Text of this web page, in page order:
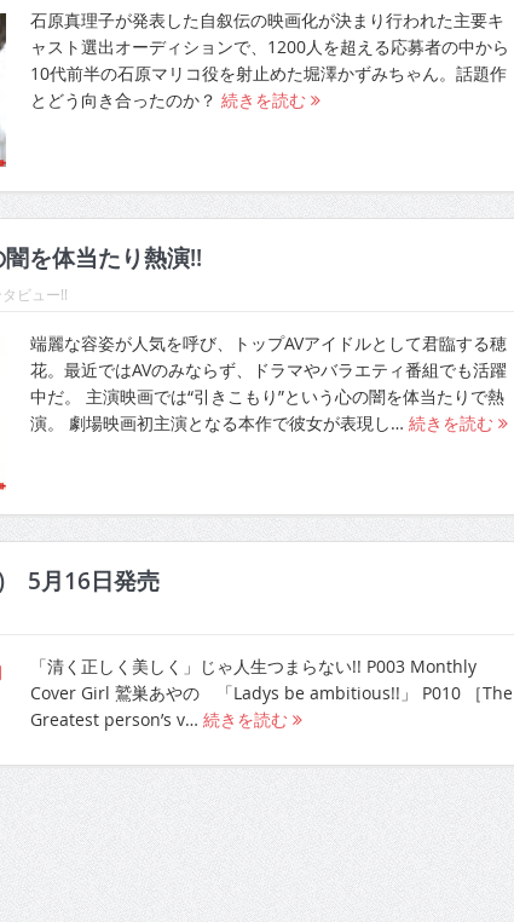
石原真理子が発表した自叙伝の映画化が決まり行われた主要キ
ャスト選出オーディションで、1200人を超える応募者の中から
10代前半の石原マリコ役を射止めた堀澤かずみちゃん。話題作
とどう向き合ったのか？ 続きを読む
を体当たり熱演!!
ビュー!!
端麗な容姿が人気を呼び、トップAVアイドルとして君臨する穂
花。最近ではAVのみならず、ドラマやバラエティ番組でも活躍
中だ。 主演映画では“引きこもり”という心の闇を体当たりで熱
演。 劇場映画初主演となる本作で彼女が表現し… 続きを読む
5月16日発売
「清く正しく美しく」じゃ人生つまらない!! P003 Monthly
Cover Girl 鷲巣あやの 「Ladys be ambitious!!」 P010 ［The
Greatest person’s v… 続きを読む